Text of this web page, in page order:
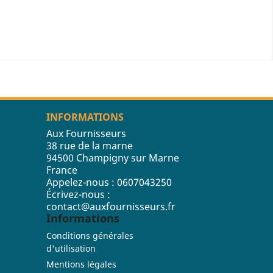
INFORMATIONS
Aux Fournisseurs
38 rue de la marne
94500 Champigny sur Marne
France
Appelez-nous : 0607043250
Écrivez-nous :
contact@auxfournisseurs.fr
Informations
Conditions générales
d'utilisation
Mentions légales